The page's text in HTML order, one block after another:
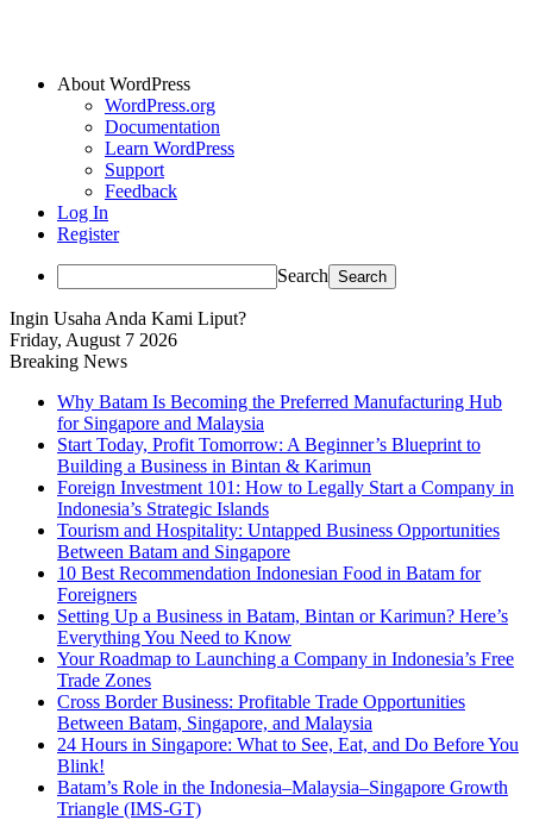
About WordPress
WordPress.org
Documentation
Learn WordPress
Support
Feedback
Log In
Register
Search
Ingin Usaha Anda Kami Liput?
Friday, August 7 2026
Breaking News
Why Batam Is Becoming the Preferred Manufacturing Hub
for Singapore and Malaysia
Start Today, Profit Tomorrow: A Beginner’s Blueprint to
Building a Business in Bintan & Karimun
Foreign Investment 101: How to Legally Start a Company in
Indonesia’s Strategic Islands
Tourism and Hospitality: Untapped Business Opportunities
Between Batam and Singapore
10 Best Recommendation Indonesian Food in Batam for
Foreigners
Setting Up a Business in Batam, Bintan or Karimun? Here’s
Everything You Need to Know
Your Roadmap to Launching a Company in Indonesia’s Free
Trade Zones
Cross Border Business: Profitable Trade Opportunities
Between Batam, Singapore, and Malaysia
24 Hours in Singapore: What to See, Eat, and Do Before You
Blink!
Batam’s Role in the Indonesia–Malaysia–Singapore Growth
Triangle (IMS-GT)